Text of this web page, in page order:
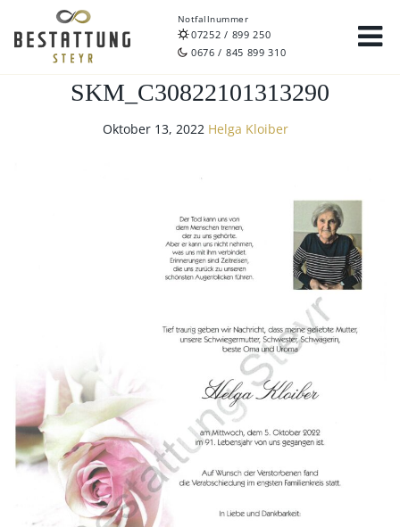
Notfallnummer
07252 / 899 250
0676 / 845 899 310
SKM_C30822101313290
Oktober 13, 2022 Helga Kloiber